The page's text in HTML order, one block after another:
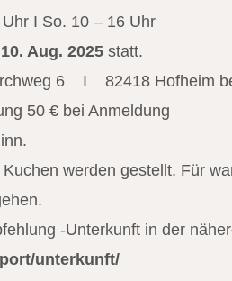
I So. 10 – 16 Uhr
Aug. 2025 statt.
6 I 82418 Hofheim
50 € bei Anmeldung
werden gestellt. Für
-Unterkunft in der
unterkunft/